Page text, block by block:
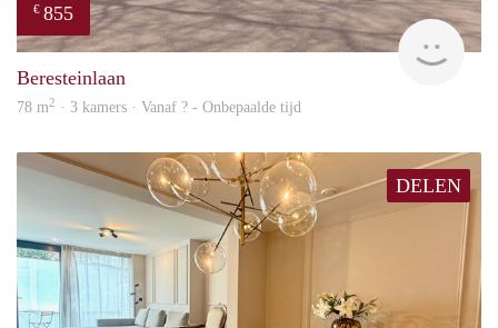
€ 855
Beresteinlaan
78 m2 · 3 kamers · Vanaf ? - Onbepaalde tijd
DELEN